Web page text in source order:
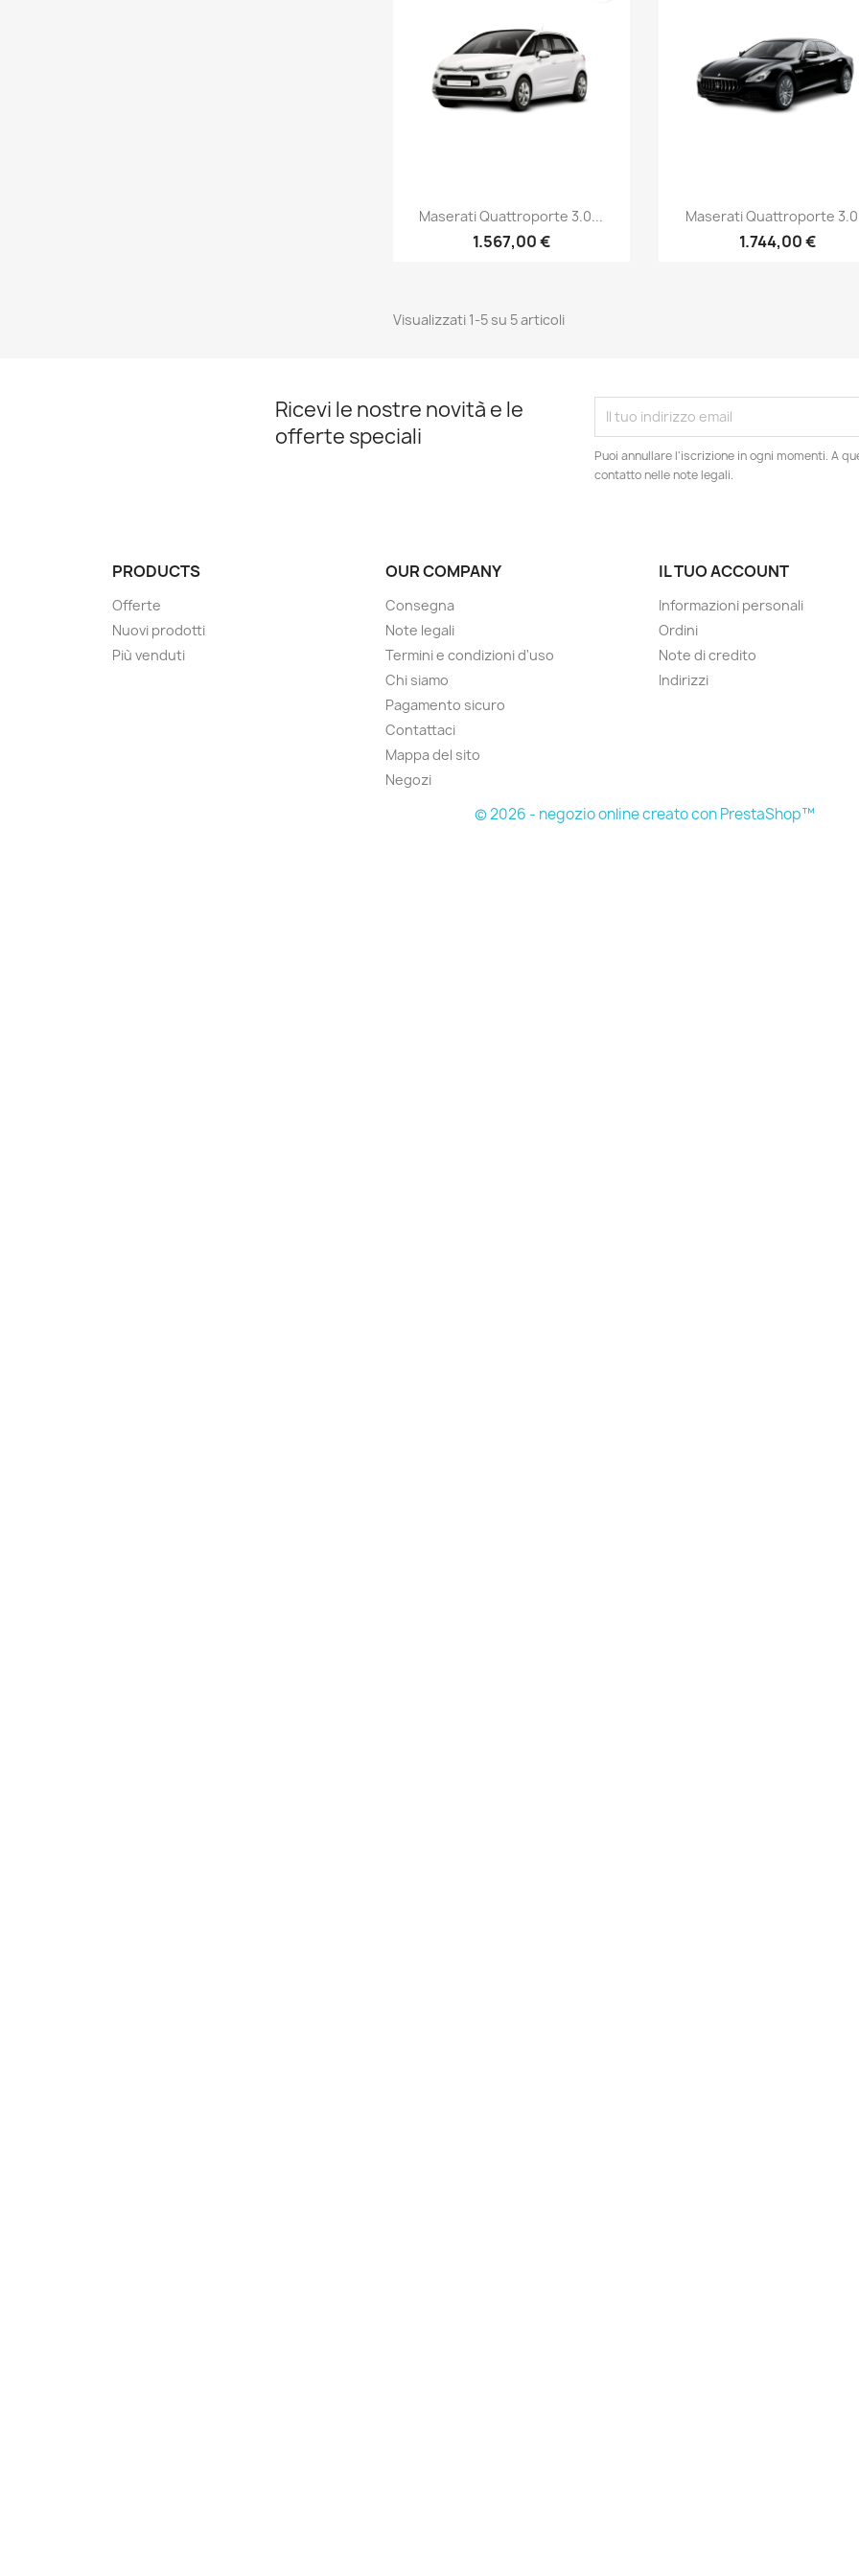
Anteprima
Maserati Quattroporte 3.0...
1.567,00 €
Anteprima
Maserati Quattroporte
1.744,00 €
Visualizzati 1-5 su 5 articoli
Ricevi le nostre novità e le
offerte speciali
Puoi annullare l'iscrizione in ogni momenti. A
contatto nelle note legali.
PRODUCTS
Offerte
Nuovi prodotti
Più venduti
OUR COMPANY
Consegna
Note legali
Termini e condizioni d'uso
Chi siamo
Pagamento sicuro
Contattaci
Mappa del sito
Negozi
IL TUO ACCOUNT
Informazioni personali
Ordini
Note di credito
Indirizzi
© 2026 - negozio online creato con PrestaShop™